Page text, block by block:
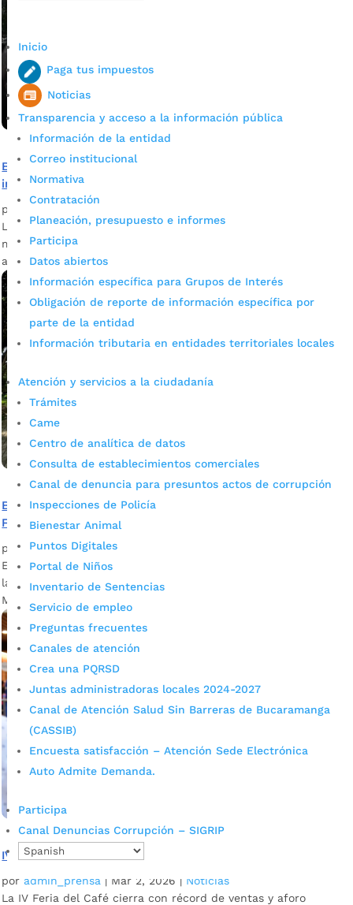
Inicio
Paga tus impuestos
Noticias
Transparencia y acceso a la información pública
Información de la entidad
Correo institucional
Normativa
Contratación
Planeación, presupuesto e informes
Participa
Datos abiertos
Información específica para Grupos de Interés
Obligación de reporte de información específica por
parte de la entidad
Información tributaria en entidades territoriales locales
Atención y servicios a la ciudadanía
Trámites
Came
Centro de analítica de datos
Consulta de establecimientos comerciales
Canal de denuncia para presuntos actos de corrupción
Inspecciones de Policía
Bienestar Animal
Puntos Digitales
Portal de Niños
Inventario de Sentencias
Servicio de empleo
Preguntas frecuentes
Canales de atención
Crea una PQRSD
Juntas administradoras locales 2024-2027
Canal de Atención Salud Sin Barreras de Bucaramanga
(CASSIB)
Encuesta satisfacción – Atención Sede Electrónica
Auto Admite Demanda.
Participa
Canal Denuncias Corrupción – SIGRIP
Bucaramanga se ilumina: jornada especial de
intervención en alumbrado público
por
La Alcaldía de Bucaramanga informa que el próximo 4 de
marzo se realizará una jornada especial de intervención en
alumbrado público.
Bucaramanga realiza jornadas de registro previo a la
Feria de Empleo de la Mujer
por admin_prensa|Mar 3, 2026
Este 3, 4 y 5 de marzo la cita para realizar registro previo a
la próxima Feria de Empleo es en el Centro Integral de la
Mujer. Con el propósito de...
IV Feria del Café cierra con récord de ventas y aforo total
por admin_prensa | Mar 2, 2026 | Noticias
La IV Feria del Café cierra con récord de ventas y aforo